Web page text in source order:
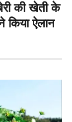
की खेती के
किया ऐलान